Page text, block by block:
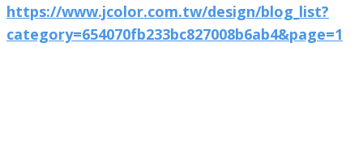
https://www.jcolor.com.tw/design/blog_list?
category=654070fb233bc827008b6ab4&page=1